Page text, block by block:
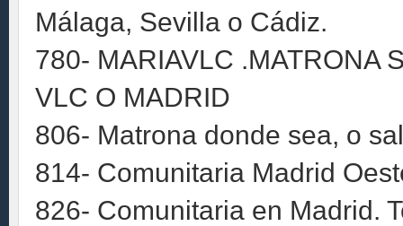
Málaga, Sevilla o Cádiz.
780- MARIAVLC .MATRONA
VLC O MADRID
806- Matrona donde sea, o
814- Comunitaria Madrid
826- Comunitaria en Madrid.